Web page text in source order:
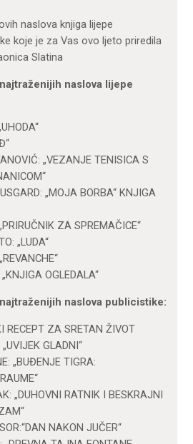
naslova knjiga lijepe
koje je za Vas ovo ljeto priredila
Slatina
naslova lijepe
„VEZANJE TENISICA S
„MOJA BORBA“ KNJIGA
ZA SPREMAČICE“
„LUDA“
OGLEDALA“
naslova publicistike:
RECEPT ZA SRETAN ŽIVOT
GLADNI“
„BUĐENJE TIGRA:
„DUHOVNI RATNIK I BESKRAJNI
NAKON JUČER“